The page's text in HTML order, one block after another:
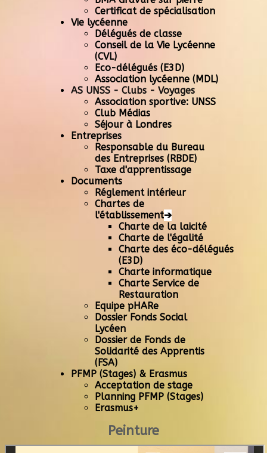
Certificat de spécialisation
Vie lycéenne
Délégués de classe
Conseil de la Vie Lycéenne
(CVL)
Eco-délégués (E3D)
Association lycéenne (MDL)
AS UNSS - Clubs - Voyages
Association sportive: UNSS
Club Médias
Séjour à Londres
Entreprises
Responsable du Bureau
des Entreprises (RBDE)
Taxe d'apprentissage
Documents
Réglement intérieur
Chartes de
l'établissement➔
Charte de la laicité
Charte de l'égalité
Charte des éco-délégués
(E3D)
Charte informatique
Charte Service de
Restauration
Equipe pHARe
Dossier Fonds Social
Lycéen
Dossier de Fonds de
Solidarité des Apprentis
(FSA)
PFMP (Stages) & Erasmus
Acceptation de stage
Planning PFMP (Stages)
Erasmus+
Peinture